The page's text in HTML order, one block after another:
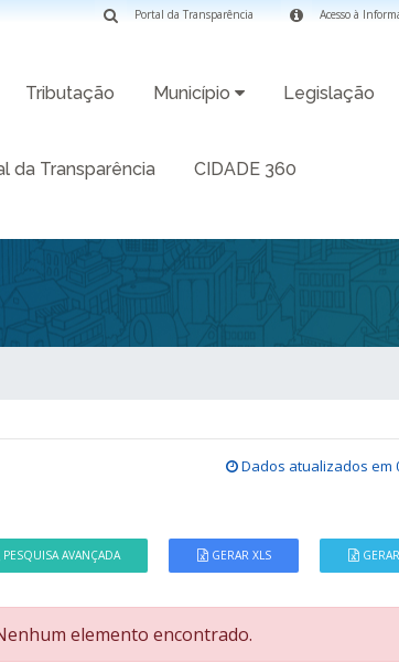
Acesso à
Portal da Transparência
Tributação Município Legislação
da Transparência CIDADE 360
Dados atualizados em
PESQUISA AVANÇADA GERAR XLS
elemento encontrado.